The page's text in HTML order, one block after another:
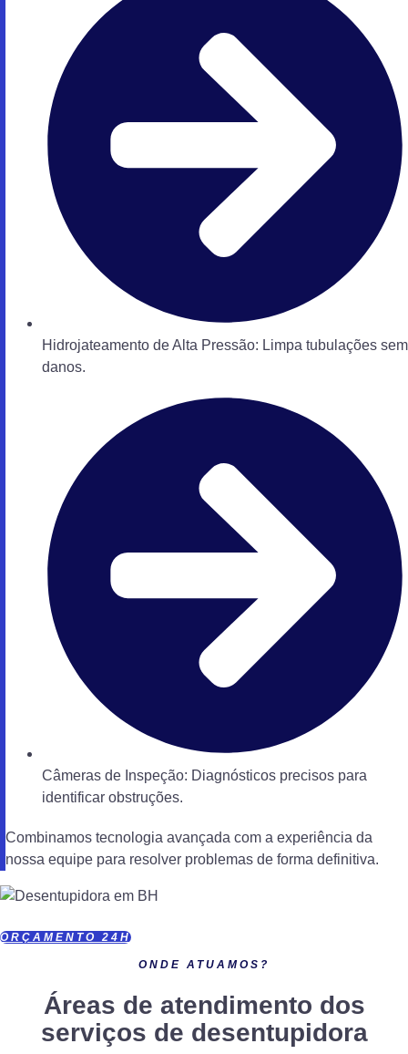
Hidrojateamento de Alta Pressão: Limpa tubulações sem
danos.
Câmeras de Inspeção: Diagnósticos precisos para
identificar obstruções.
Combinamos tecnologia avançada com a experiência da
nossa equipe para resolver problemas de forma definitiva.
ORÇAMENTO 24H
ONDE ATUAMOS?
Áreas de atendimento dos
serviços de desentupidora